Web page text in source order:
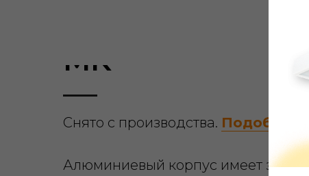
Светильники
MK
Снято с производства. Подобрать
Алюминиевый корпус имеет